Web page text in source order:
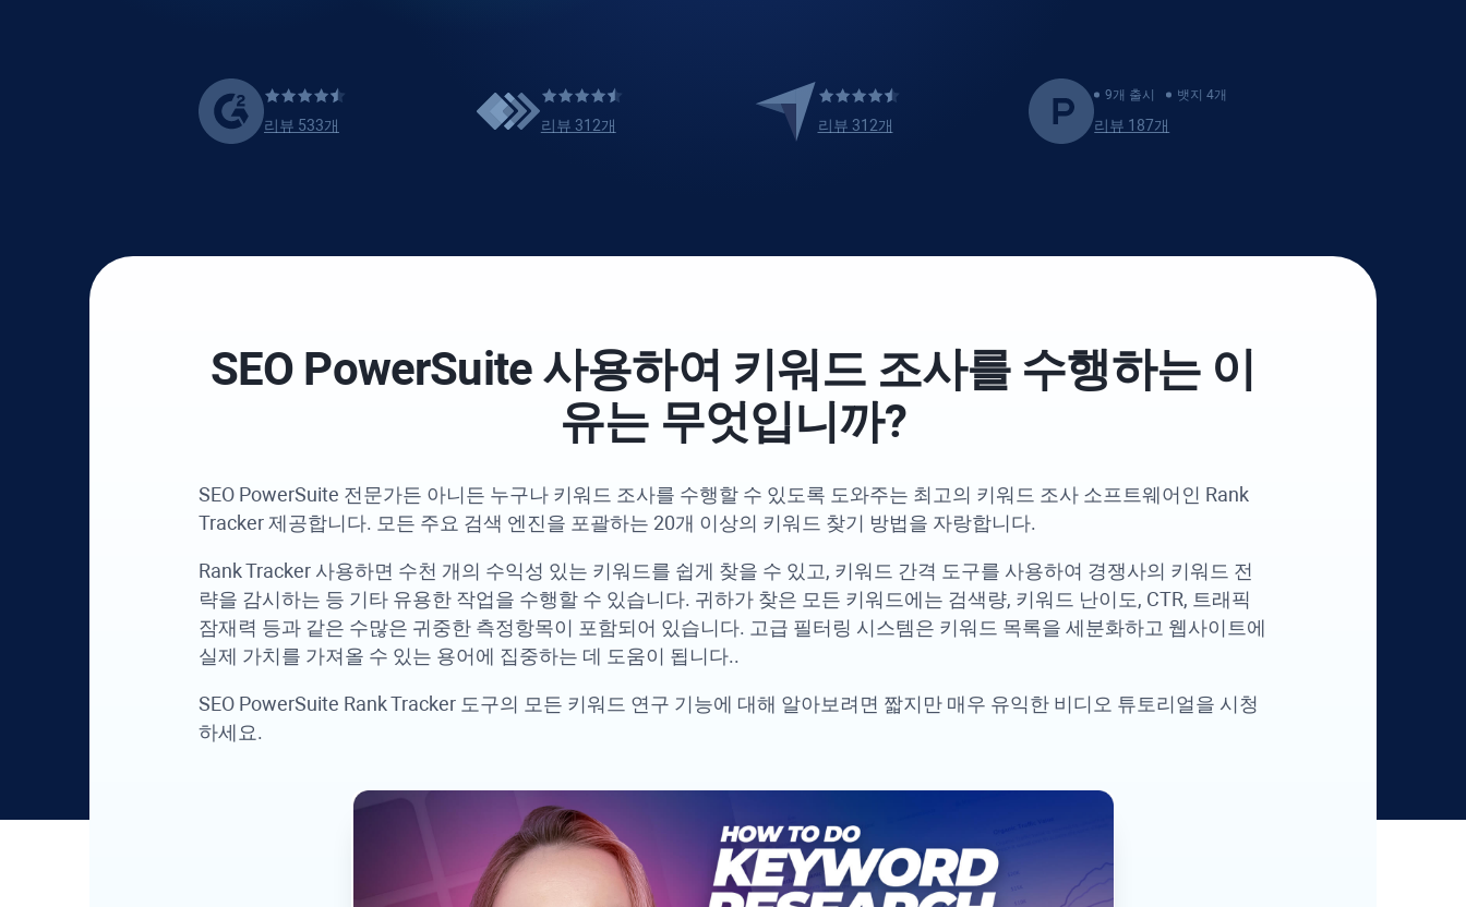
리뷰 533개 리뷰 312개 리뷰 312개
9개 출시 뱃지 4개
리뷰 187개
SEO PowerSuite 사용하여 키워드 조사를 수행하는 이
유는 무엇입니까?
SEO PowerSuite 전문가든 아니든 누구나 키워드 조사를 수행할 수 있도록 도와주는 최고의 키워드 조사 소프트웨어인 Rank
Tracker제공합니다. 모든 주요 검색 엔진을 포괄하는 20개 이상의 키워드 찾기 방법을 자랑합니다.
Rank Tracker 사용하면 수천 개의 수익성 있는 키워드를 쉽게 찾을 수 있고, 키워드 간격 도구를 사용하여 경쟁사의 키워드 전
략을 감시하는 등 기타 유용한 작업을 수행할 수 있습니다. 귀하가 찾은 모든 키워드에는 검색량, 키워드 난이도, CTR, 트래픽
잠재력 등과 같은 수많은 귀중한 측정항목이 포함되어 있습니다. 고급 필터링 시스템은 키워드 목록을 세분화하고 웹사이트에
실제 가치를 가져올 수 있는 용어에 집중하는 데 도움이 됩니다..
SEO PowerSuite Rank Tracker 도구의 모든 키워드 연구 기능에 대해 알아보려면 짧지만 매우 유익한 비디오 튜토리얼을 시청
하세요.